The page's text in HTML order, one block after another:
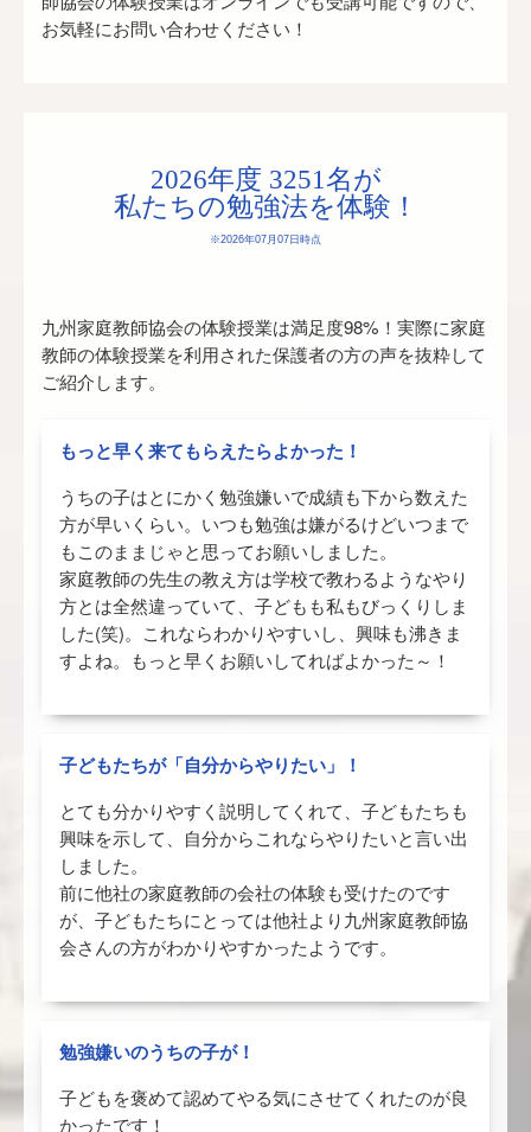
お気軽にお問い合わせください！
2026年度 3251名が
私たちの勉強法を体験！
※2026年07月07日時点
九州家庭教師協会の体験授業は満足度98%！ 実際に家庭
教師の体験授業を利用された保護者の方の声を抜粋して
ご紹介します。
もっと早く来てもらえたらよかった！
うちの子はとにかく勉強嫌いで成績も下から数えた
方が早いくらい。いつも勉強は嫌がるけどいつまで
もこのままじゃと思ってお願いしました。
家庭教師の先生の教え方は学校で教わるようなやり
方とは全然違っていて、子どもも私もびっくりしま
した(笑)。これならわかりやすいし、興味も沸きま
すよね。もっと早くお願いしてればよかった～！
子どもたちが「自分からやりたい」！
とても分かりやすく説明してくれて、子どもたちも
興味を示して、自分からこれならやりたいと言い出
しました。
前に他社の家庭教師の会社の体験も受けたのです
が、子どもたちにとっては他社より九州家庭教師協
会さんの方がわかりやすかったようです。
勉強嫌いのうちの子が！
子どもを褒めて認めてやる気にさせてくれたのが良
かったです！